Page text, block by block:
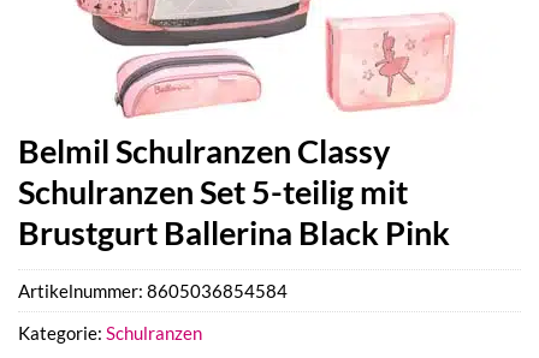
Belmil Schulranzen Classy
Schulranzen Set 5-teilig mit
Brustgurt Ballerina Black Pink
Artikelnummer: 8605036854584
Kategorie: Schulranzen